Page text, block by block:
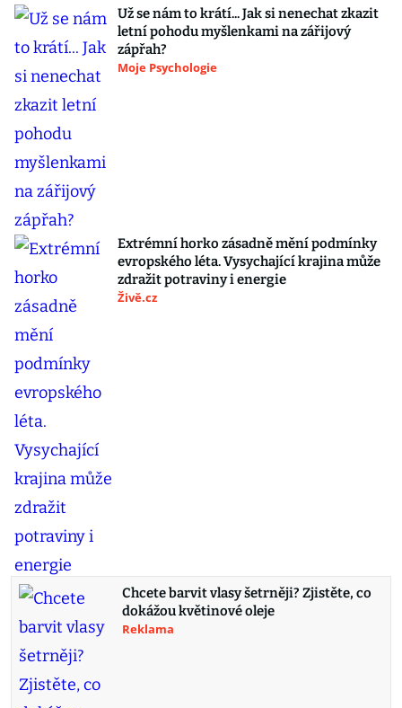
Už se nám to krátí... Jak si nenechat zkazit
letní pohodu myšlenkami na zářijový
zápřah?
Moje Psychologie
Extrémní horko zásadně mění podmínky
evropského léta. Vysychající krajina může
zdražit potraviny i energie
Živě.cz
Chcete barvit vlasy šetrněji? Zjistěte, co
dokážou květinové oleje
Reklama